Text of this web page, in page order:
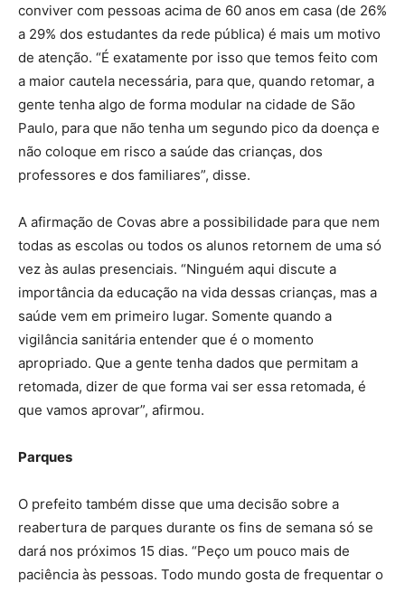
conviver com pessoas acima de 60 anos em casa (de 26%
a 29% dos estudantes da rede pública) é mais um motivo
de atenção. “É exatamente por isso que temos feito com
a maior cautela necessária, para que, quando retomar, a
gente tenha algo de forma modular na cidade de São
Paulo, para que não tenha um segundo pico da doença e
não coloque em risco a saúde das crianças, dos
professores e dos familiares”, disse.
A afirmação de Covas abre a possibilidade para que nem
todas as escolas ou todos os alunos retornem de uma só
vez às aulas presenciais. “Ninguém aqui discute a
importância da educação na vida dessas crianças, mas a
saúde vem em primeiro lugar. Somente quando a
vigilância sanitária entender que é o momento
apropriado. Que a gente tenha dados que permitam a
retomada, dizer de que forma vai ser essa retomada, é
que vamos aprovar”, afirmou.
Parques
O prefeito também disse que uma decisão sobre a
reabertura de parques durante os fins de semana só se
dará nos próximos 15 dias. “Peço um pouco mais de
paciência às pessoas. Todo mundo gosta de frequentar o